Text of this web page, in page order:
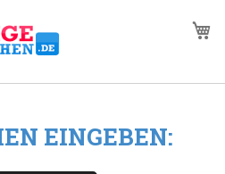
EINGEBEN: